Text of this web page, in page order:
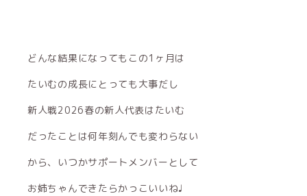
どんな結果になってもこの1ヶ月は
たいむの成長にとっても大事だし
新人戦2026春の新人代表はたいむ
だったことは何年刻んでも変わらない
から、いつかサポートメンバーとして
お姉ちゃんできたらかっこいいね♩